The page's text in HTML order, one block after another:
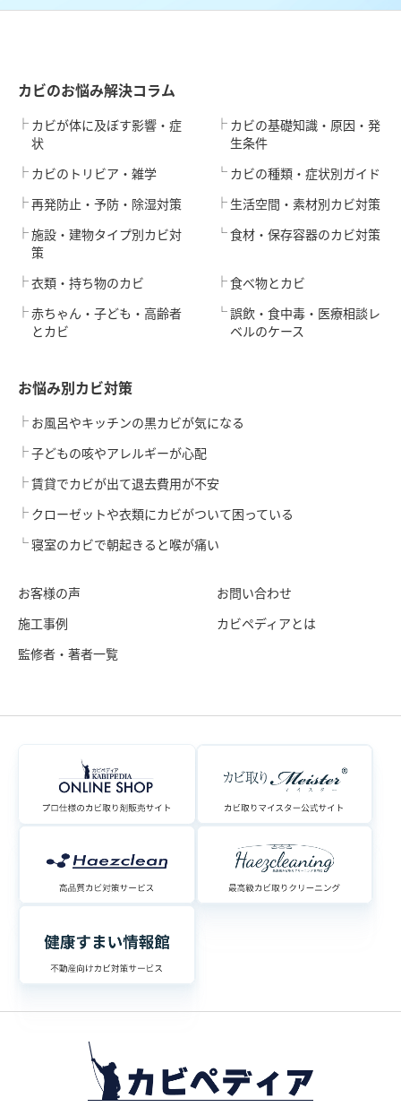
カビのお悩み解決コラム
カビが体に及ぼす影響・症
状
カビのトリビア・雑学
カビの基礎知識・原因・発
生条件
カビの種類・症状別ガイド
再発防止・予防・除湿対策
施設・建物タイプ別カビ対
策
生活空間・素材別カビ対策
食材・保存容器のカビ対策
衣類・持ち物のカビ
赤ちゃん・子ども・高齢者
とカビ
食べ物とカビ
誤飲・食中毒・医療相談レ
ベルのケース
お悩み別カビ対策
お風呂やキッチンの黒カビが気になる
子どもの咳やアレルギーが心配
賃貸でカビが出て退去費用が不安
クローゼットや衣類にカビがついて困っている
寝室のカビで朝起きると喉が痛い
お客様の声
施工事例
監修者・著者一覧
お問い合わせ
カビペディアとは